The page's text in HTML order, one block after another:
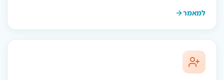
למאמר